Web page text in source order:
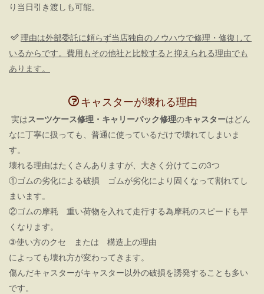
り当日引き渡しも可能。
理由は外部委託に頼らず当店独自のノウハウで修理・修復して
いるからです。費用もその他社と比較すると抑えられる理由でも
あります。
キャスターが壊れる理由
実はスーツケース修理・キャリーバック修理のキャスターはどん
なに丁寧に扱っても、普通に使っているだけで壊れてしまいま
す。
壊れる理由はたくさんありますが、大きく分けてこの3つ
①ゴムの劣化による破損 ゴムが劣化により固くなって割れてし
まいます。
②ゴムの摩耗 重い荷物を入れて走行する為摩耗のスピードも早
くなります。
③使い方のクセ または 構造上の理由
によっても壊れ方が変わってきます。
傷んだキャスターがキャスター以外の破損を誘発することも多い
です。